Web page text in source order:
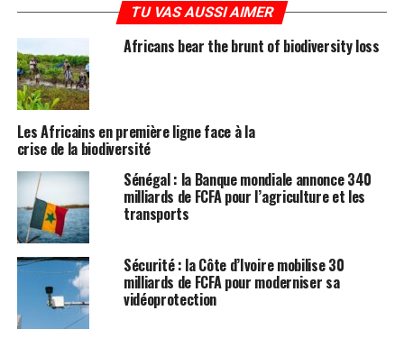
TU VAS AUSSI AIMER
Africans bear the brunt of biodiversity loss
Les Africains en première ligne face à la
crise de la biodiversité
Sénégal : la Banque mondiale annonce 340
milliards de FCFA pour l’agriculture et les
transports
Sécurité : la Côte d’Ivoire mobilise 30
milliards de FCFA pour moderniser sa
vidéoprotection